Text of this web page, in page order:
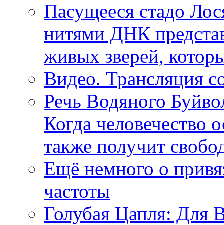
Пасущееся стадо
нитями ДНК
живых зверей,
Видео. Трансляция
Речь Водяного
Когда человечество
также получит
Ещё немного о
частоты
Голубая Цапля: Для